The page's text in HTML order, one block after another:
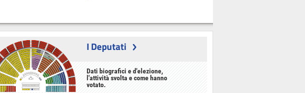
I Deputati
Dati biografici e d'elezione,
l'attività svolta e come hanno
votato.